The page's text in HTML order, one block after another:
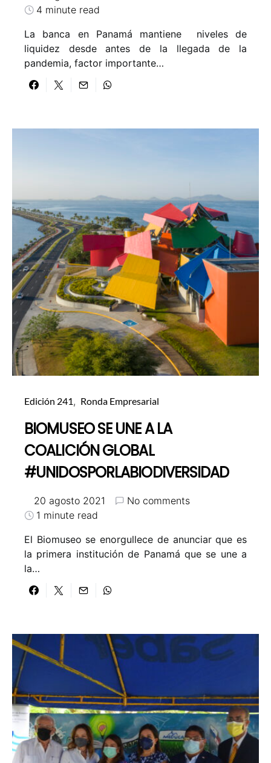
4 minute read
La banca en Panamá mantiene niveles de
liquidez desde antes de la llegada de la
pandemia, factor importante…
Edición 241 Ronda Empresarial
BIOMUSEO SE UNE A LA
COALICIÓN GLOBAL
#UNIDOSPORLABIODIVERSIDAD
20 agosto 2021
No comments
1 minute read
El Biomuseo se enorgullece de anunciar que es
la primera institución de Panamá que se une a
la…